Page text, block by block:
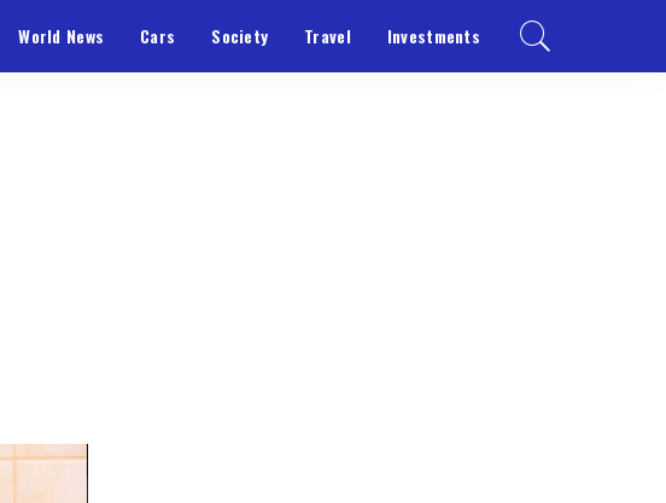
World News Cars Society Travel Investments